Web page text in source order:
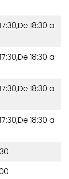
18:30 a
18:30 a
18:30 a
18:30 a